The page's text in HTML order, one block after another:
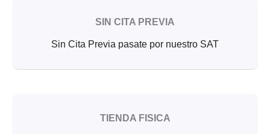
SIN CITA PREVIA
Sin Cita Previa pasate por nuestro SAT
TIENDA FISICA